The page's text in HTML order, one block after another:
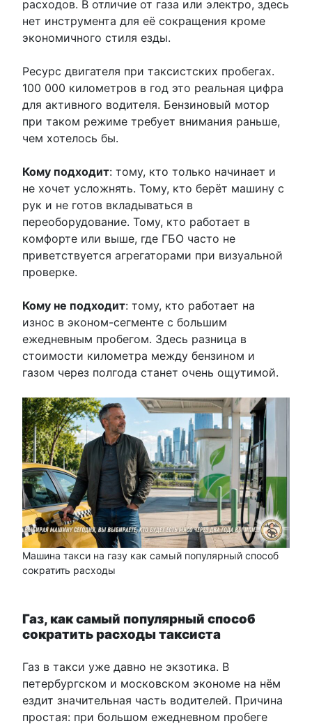
расходов. В отличие от газа или электро, здесь
нет инструмента для её сокращения кроме
экономичного стиля езды.
Ресурс двигателя при таксистских пробегах.
100 000 километров в год это реальная цифра
для активного водителя. Бензиновый мотор
при таком режиме требует внимания раньше,
чем хотелось бы.
Кому подходит: тому, кто только начинает и
не хочет усложнять. Тому, кто берёт машину с
рук и не готов вкладываться в
переоборудование. Тому, кто работает в
комфорте или выше, где ГБО часто не
приветствуется агрегаторами при визуальной
проверке.
Кому не подходит: тому, кто работает на
износ в эконом-сегменте с большим
ежедневным пробегом. Здесь разница в
стоимости километра между бензином и
газом через полгода станет очень ощутимой.
Машина такси на газу как самый популярный способ
сократить расходы
Газ, как самый популярный способ
сократить расходы таксиста
Газ в такси уже давно не экзотика. В
петербургском и московском экономе на нём
ездит значительная часть водителей. Причина
простая: при большом ежедневном пробеге